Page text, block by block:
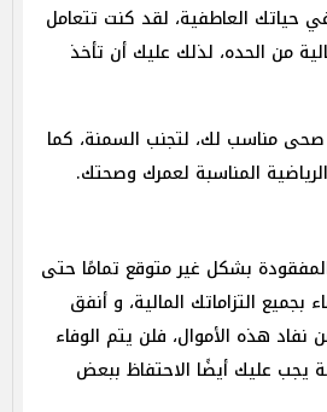
حياتك العاطفية، لقد كنت تتعامل
من الحده، لذلك عليك أن تأخذ
مناسب لك، لتجنب السمنة، كما
المناسبة لعمرك وصحتك.
بشكل غير متوقع تمامًا حتى
التزاماتك المالية، و أنفق
هذه الأموال، فلن يتم الوفاء
يجب عليك أيضًا الاحتفاظ ببعض